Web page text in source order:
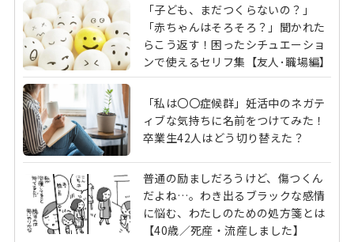
「子ども、まだつくらないの？」
「赤ちゃんはそろそろ？」聞かれた
らこう返す！困ったシチュエーショ
ンで使えるセリフ集【友人･職場編】
「私は〇〇症候群」妊活中のネガテ
ィブな気持ちに名前をつけてみた！
卒業生42人はどう切り替えた？
普通の励ましだろうけど、傷つくん
だよね…。わき出るブラックな感情
に悩む、わたしのための処方箋とは
【40歳／死産・流産しました】